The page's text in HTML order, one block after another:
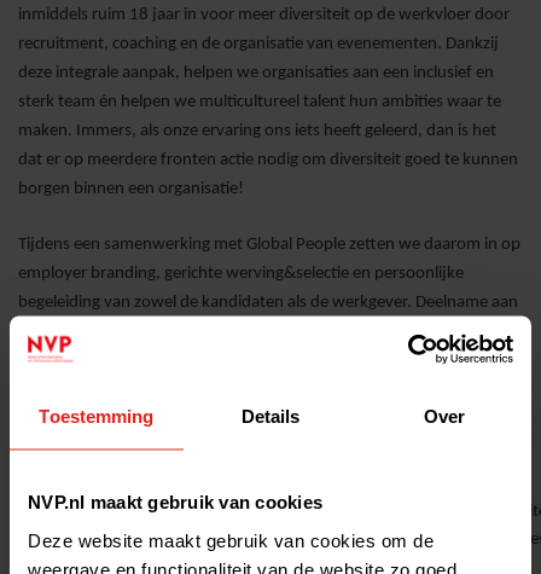
Toestemming Details Over
NVP.nl maakt gebruik van cookies
Deze website maakt gebruik van cookies om de
weergave en functionaliteit van de website zo goed
inmiddels ruim 18 jaar in voor meer diversiteit op de werkvloer door
recruitment, coaching en de organisatie van evenementen. Dankzij
deze integrale aanpak, helpen we organisaties aan een inclusief en
sterk team én helpen we multicultureel talent hun ambities waar te
maken. Immers, als onze ervaring ons iets heeft geleerd, dan is het
dat er op meerdere fronten actie nodig om diversiteit goed te kunnen
borgen binnen een organisatie!
Tijdens een samenwerking met Global People zetten we daarom in op
employer branding, gerichte werving&selectie en persoonlijke
begeleiding van zowel de kandidaten als de werkgever. Deelname aan
de evenementen Diversity Dinner en Global People bieden onze
werkgevers daarnaast direct toegang tot ons netwerk.
Wat kunnen organisaties zelf doen om meer inclusief en divers
talent te werven?Goede vraag! Helaas leert de realiteit dat dit niet
Het allerbelangrijkste is de mindset, de wil om meer
implementeren in de organisatie en om tot actie te komen.
het volgende artikel en doe er je voordeel mee.